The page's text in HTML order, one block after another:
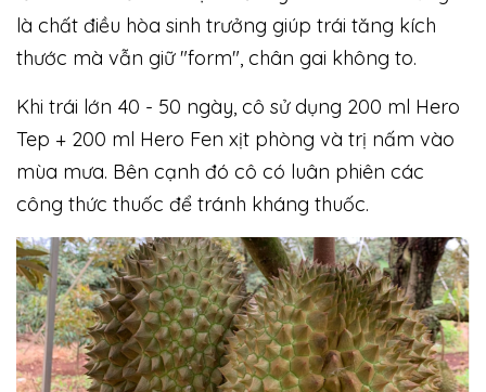
là chất điều hòa sinh trưởng giúp trái tăng kích
thước mà vẫn giữ "form", chân gai không to.
Khi trái lớn 40 - 50 ngày, cô sử dụng 200 ml Hero
Tep + 200 ml Hero Fen xịt phòng và trị nấm vào
mùa mưa. Bên cạnh đó cô có luân phiên các
công thức thuốc để tránh kháng thuốc.